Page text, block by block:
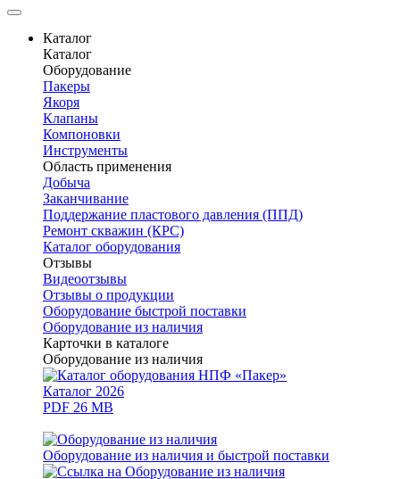
Каталог
Каталог
Оборудование
Пакеры
Якоря
Клапаны
Компоновки
Инструменты
Область применения
Добыча
Заканчивание
Поддержание пластового давления (ППД)
Ремонт скважин (КРС)
Каталог оборудования
Отзывы
Видеоотзывы
Отзывы о продукции
Оборудование быстрой поставки
Оборудование из наличия
Карточки в каталоге
Оборудование из наличия
Каталог 2026
PDF 26 MB
Оборудование из наличия и быстрой поставки